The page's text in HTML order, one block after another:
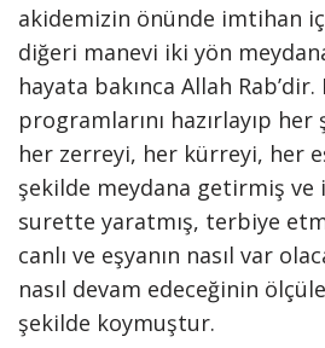
akidemizin önünde imtihan
diğeri manevi iki yön
hayata bakınca Allah Rab’dir.
programlarını hazırlayıp
her zerreyi, her kürreyi, her
şekilde meydana getirmiş ve
surette yaratmış, terbiye
canlı ve eşyanın nasıl var
nasıl devam edeceğinin
şekilde koymuştur.